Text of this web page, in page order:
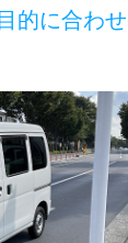
的に合わ